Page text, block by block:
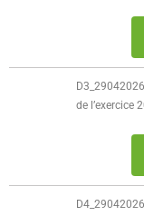
de l’exercice